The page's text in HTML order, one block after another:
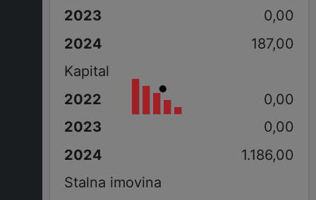
0,00
187,00
Kapital
0,00
0,00
1.186,00
Stalna imovina